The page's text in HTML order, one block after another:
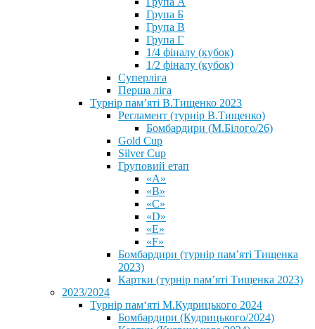
Група Б
Група В
Група Г
1/4 фіналу (кубок)
1/2 фіналу (кубок)
Суперліга
Перша ліга
Турнір пам’яті В.Тищенко 2023
Регламент (турнір В.Тищенко)
Бомбардири (М.Білого/26)
Gold Cup
Silver Cup
Груповий етап
«А»
«В»
«С»
«D»
«Е»
«F»
Бомбардири (турнір пам’яті Тищенка
2023)
Картки (турнір пам’яті Тищенка 2023)
2023/2024
⁨Турнір пам‘яті М.Кудрицького 2024
Бомбардири (Кудрицького/2024)